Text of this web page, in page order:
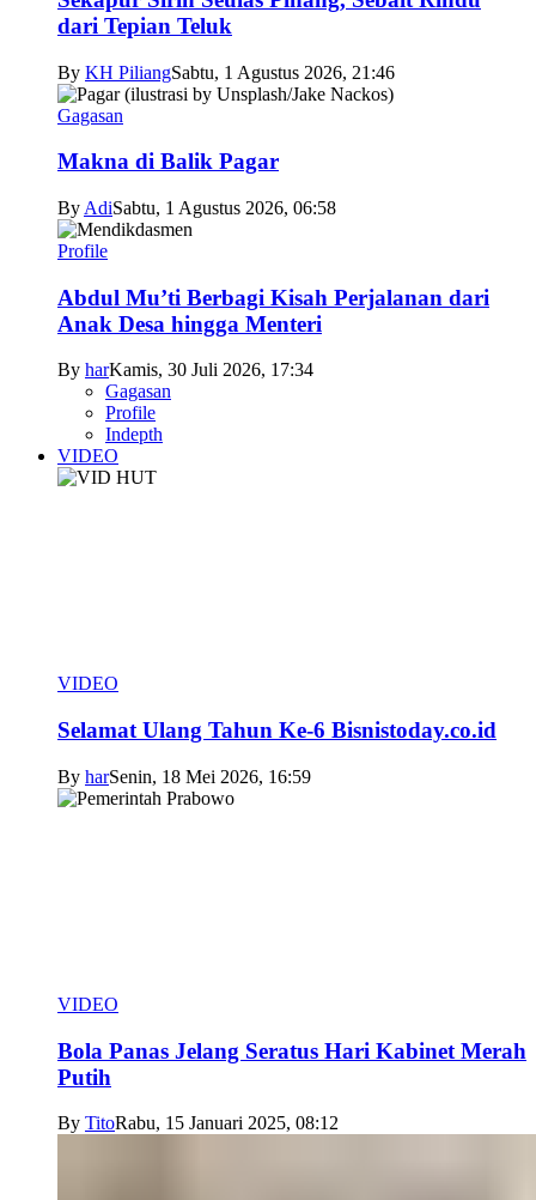
dari Tepian Teluk
By KH PiliangSabtu, 1 Agustus 2026, 21:46
Gagasan
Makna di Balik Pagar
By AdiSabtu, 1 Agustus 2026, 06:58
Profile
Abdul Mu’ti Berbagi Kisah Perjalanan dari
Anak Desa hingga Menteri
By harKamis, 30 Juli 2026, 17:34
Gagasan
Profile
Indepth
VIDEO
VIDEO
Selamat Ulang Tahun Ke-6 Bisnistoday.co.id
By harSenin, 18 Mei 2026, 16:59
VIDEO
Bola Panas Jelang Seratus Hari Kabinet Merah
Putih
By TitoRabu, 15 Januari 2025, 08:12